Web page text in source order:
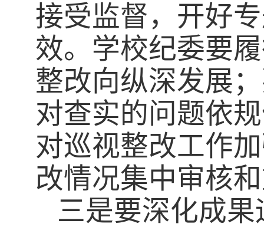
接受监督，开好
效。学校纪委要
整改向纵深发展
对查实的问题依
对巡视整改工作
改情况集中审核
三是要深化成